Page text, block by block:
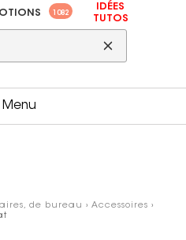
1082
IDÉES
TUTOS
Menu
de bureau › Accessoires ›